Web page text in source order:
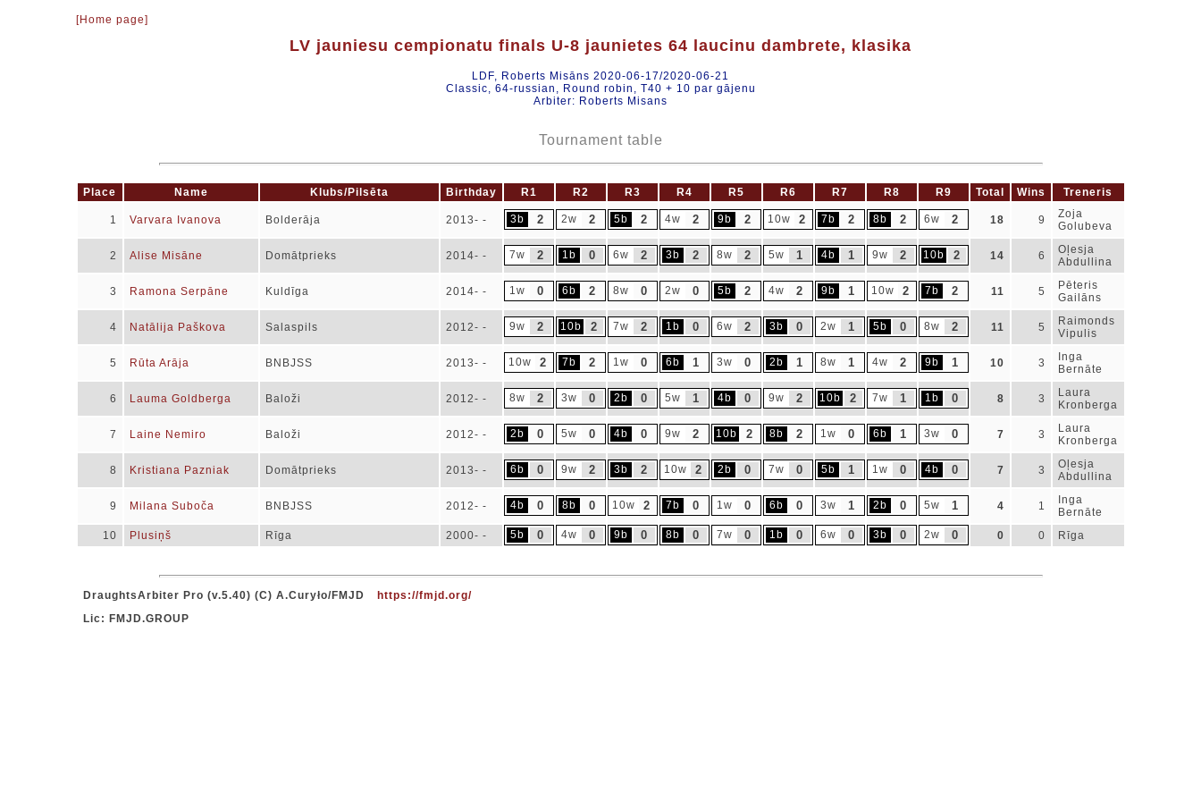
[Home page]
LV jauniesu cempionatu finals U-8 jaunietes 64 laucinu dambrete, klasika
LDF, Roberts Misāns 2020-06-17/2020-06-21
Classic, 64-russian, Round robin, T40 + 10 par gājenu
Arbiter: Roberts Misans
Tournament table
Place Name Klubs/Pilsēta Birthday R1 R2 R3 R4 R5 R6 R7 R8 R9 Total Wins Treneris
1 Varvara Ivanova Bolderāja 2013- - 3b 2 2w 2 5b 2 4w 2 9b 2 10w 2 7b 2 8b 2 6w 2 18 9
Zoja
Golubeva
2 Alise Misāne Domātprieks 2014- - 7w 2 1b 0 6w 2 3b 2 8w 2 5w 1 4b 1 9w 2 10b 2 14 6
Oļesja
Abdullina
3 Ramona Serpāne Kuldīga 2014- - 1w 0 6b 2 8w 0 2w 0 5b 2 4w 2 9b 1 10w 2 7b 2 11 5
Pēteris
Gailāns
4 Natālija Paškova Salaspils 2012- - 9w 2 10b 2 7w 2 1b 0 6w 2 3b 0 2w 1 5b 0 8w 2 11 5
Raimonds
Vipulis
5 Rūta Arāja BNBJSS 2013- - 10w 2 7b 2 1w 0 6b 1 3w 0 2b 1 8w 1 4w 2 9b 1 10 3
Inga
Bernāte
6 Lauma Goldberga Baloži 2012- - 8w 2 3w 0 2b 0 5w 1 4b 0 9w 2 10b 2 7w 1 1b 0 8 3
Laura
Kronberga
7 Laine Nemiro Baloži 2012- - 2b 0 5w 0 4b 0 9w 2 10b 2 8b 2 1w 0 6b 1 3w 0 7 3
Laura
Kronberga
8 Kristiana Pazniak Domātprieks 2013- - 6b 0 9w 2 3b 2 10w 2 2b 0 7w 0 5b 1 1w 0 4b 0 7 3
Oļesja
Abdullina
9 Milana Suboča BNBJSS 2012- - 4b 0 8b 0 10w 2 7b 0 1w 0 6b 0 3w 1 2b 0 5w 1 4 1
Inga
Bernāte
10
Plusiņš Rīga 2000- - 5b 0 4w 0 9b 0 8b 0 7w 0 1b 0 6w 0 3b 0 2w 0 0 0 Rīga
DraughtsArbiter Pro (v.5.40) (C) A.Curyło/FMJD
https://fmjd.org/
Lic: FMJD.GROUP